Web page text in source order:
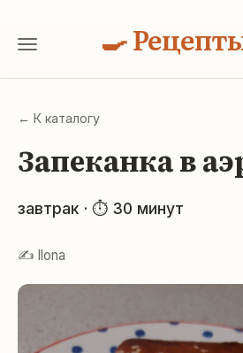
🍳
← К каталогу
Запеканка в
завтрак · ⏱ 30 минут
✍️ Ilona